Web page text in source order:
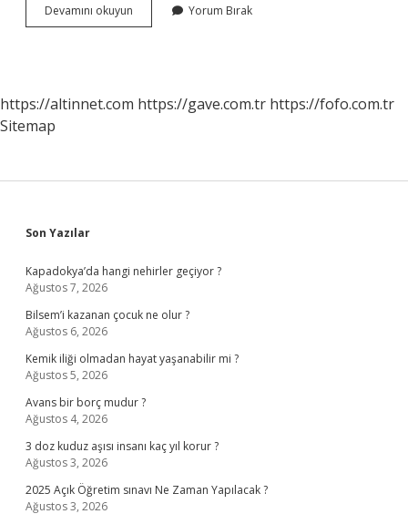
Devamını okuyun Dünyanın
En
Yorum Bırak
https://altinnet.com https://gave.com.tr https://fofo.com.tr
Sitemap
Sidebar
Son Yazılar
Kapadokya’da hangi nehirler geçiyor ?
Ağustos 7, 2026
Bilsem’i kazanan çocuk ne olur ?
Ağustos 6, 2026
Kemik iliği olmadan hayat yaşanabilir mi ?
Ağustos 5, 2026
Avans bir borç mudur ?
Ağustos 4, 2026
3 doz kuduz aşısı insanı kaç yıl korur ?
Ağustos 3, 2026
2025 Açık Öğretim sınavı Ne Zaman Yapılacak ?
Ağustos 3, 2026